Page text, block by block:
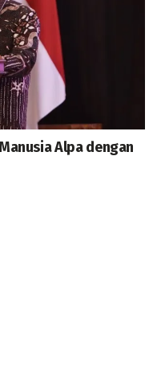
Alpa dengan